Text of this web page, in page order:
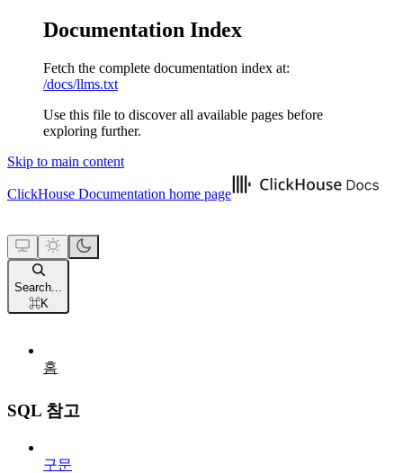
Documentation Index
Fetch the complete documentation index at:
/docs/llms.txt
Use this file to discover all available pages before
exploring further.
Skip to main content
ClickHouse Documentation home page
Search...
⌘K
홈
SQL 참고
구문